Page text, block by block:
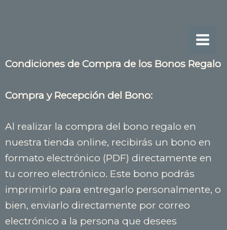
Condiciones de Compra de los Bonos Regalo
Compra y Recepción del Bono:
Al realizar la compra del bono regalo en
nuestra tienda online, recibirás un bono en
formato electrónico (PDF) directamente en
tu correo electrónico. Este bono podrás
imprimirlo para entregarlo personalmente, o
bien, enviarlo directamente por correo
electrónico a la persona que desees